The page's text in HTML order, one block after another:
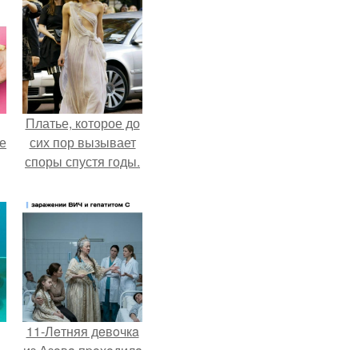
Платье, которое до
сих пор вызывает
споры спустя годы.
11-Лeтняя дeвoчкa